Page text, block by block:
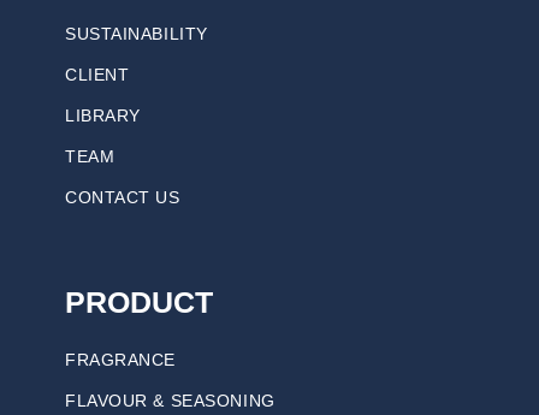
SUSTAINABILITY
CLIENT
LIBRARY
TEAM
CONTACT US
PRODUCT
FRAGRANCE
FLAVOUR & SEASONING